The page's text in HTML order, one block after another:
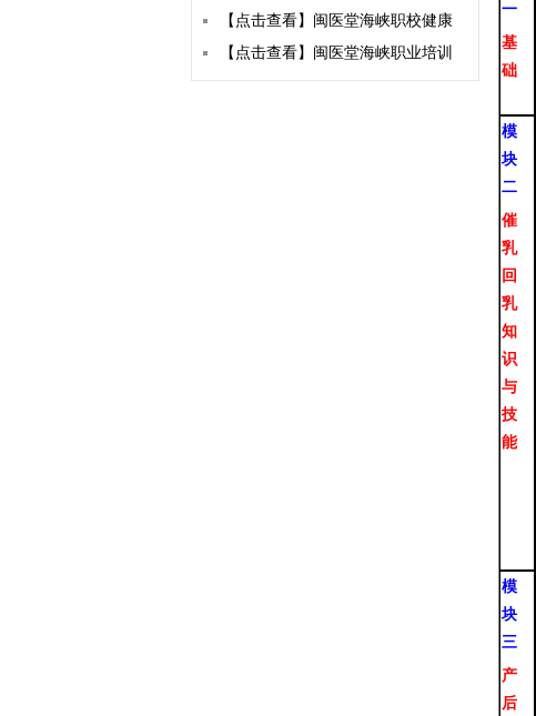
【点击查看】闽医堂海峡职校健康
【点击查看】闽医堂海峡职业培训
一
基
础
模
块
二
催
乳
回
乳
知
识
与
技
能
模
块
三
产
后